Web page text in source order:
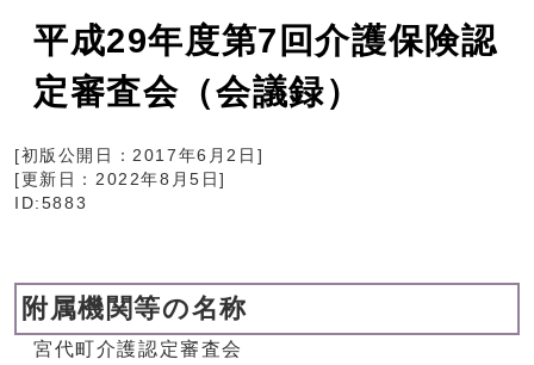
平成29年度第7回介護保険認
定審査会（会議録）
[初版公開日：2017年6月2日 ]
[更新日： 2022年8月5日]
ID:5883
附属機関等の名称
宮代町介護認定審査会